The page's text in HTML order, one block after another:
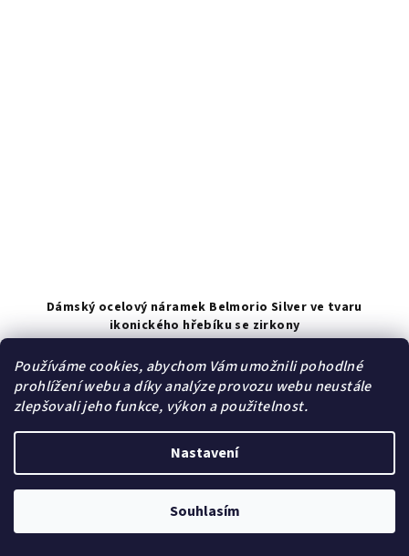
Používáme cookies, abychom Vám umožnili pohodlné
prohlížení webu a díky analýze provozu webu neustále
zlepšovali jeho funkce, výkon a použitelnost.
Nastavení
Souhlasím
Dámský ocelový náramek Belmorio Silver ve tvaru
ikonického hřebíku se zirkony
549 Kč
(–29 %)
Skladem | Sklad B
Do košíku
Akce